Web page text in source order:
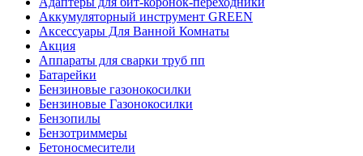
Аккумуляторный инструмент GREEN
Аксессуары Для Ванной Комнаты
Акция
Аппараты для сварки труб пп
Батарейки
Бензиновые газонокосилки
Бензиновые Газонокосилки
Бензопилы
Бензотриммеры
Бетоносмесители